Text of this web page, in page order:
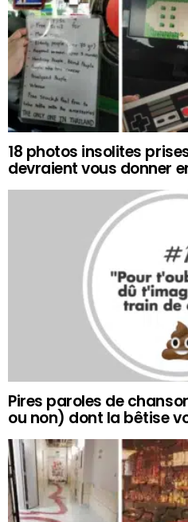
18 photos insolites
devraient vous donner
Pires paroles de
ou non) dont la bêtise